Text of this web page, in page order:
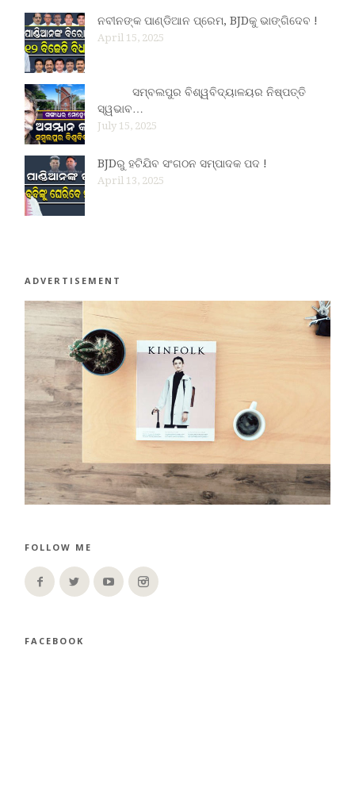
ନବୀନଙ୍କ ପାଣ୍ଡିଆନ ପ୍ରେମ, BJDକୁ ଭାଙ୍ଗିଦେବ !
April 15, 2025
ସମ୍ବଲପୁର ବିଶ୍ୱବିଦ୍ୟାଳୟର ନିଷ୍ପତ୍ତି
ସ୍ୱଭାବ…
July 15, 2025
BJDରୁ ହଟିଯିବ ସଂଗଠନ ସମ୍ପାଦକ ପଦ !
April 13, 2025
ADVERTISEMENT
FOLLOW ME
FACEBOOK